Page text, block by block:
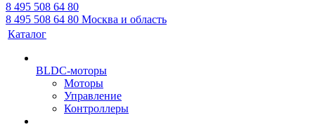
8 495 508 64 80
8 495 508 64 80 Москва и область
Каталог
BLDC-моторы
Моторы
Управление
Контроллеры